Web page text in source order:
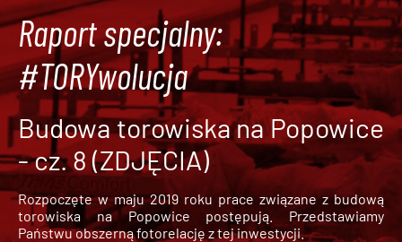
Raport specjalny:
#TORYwolucja
Budowa torowiska na Popowice
- cz. 8 (ZDJĘCIA)
Rozpoczęte w maju 2019 roku prace związane z budową
torowiska na Popowice
postępują. Przedstawiamy
Państwu obszerną fotorelację z tej inwestycji.